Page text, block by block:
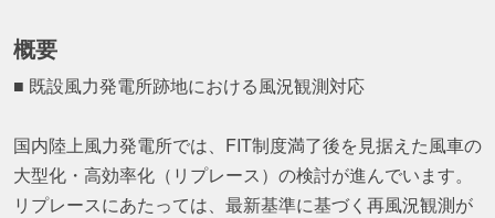
概要
■ 既設風力発電所跡地における風況観測対応
国内陸上風力発電所では、FIT制度満了後を見据えた風車の
大型化・高効率化（リプレース）の検討が進んでいます。
リプレースにあたっては、最新基準に基づく再風況観測が